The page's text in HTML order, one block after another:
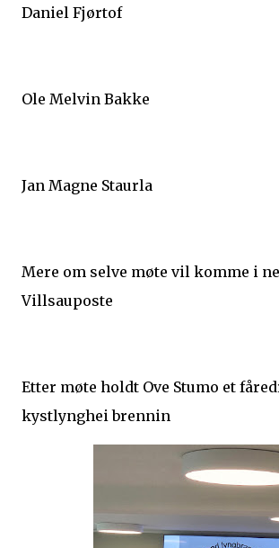
Daniel Fjørtof
Ole Melvin Bakke
Jan Magne Staurla
Mere om selve møte vil komme i
Villsauposte
Etter møte holdt Ove Stumo et
kystlynghei brennin